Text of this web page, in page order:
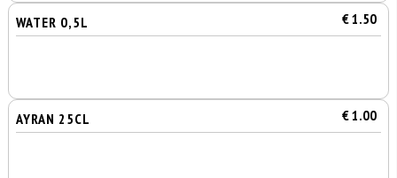
WATER 0,5L € 1.50
AYRAN 25CL € 1.00